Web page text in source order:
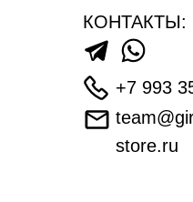
+7 993
store.ru
КОНТАКТЫ: